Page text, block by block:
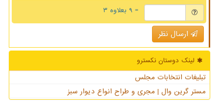
= ۹ بعلاوه ۳
ارسال نظر
لینک دوستان نكسترو
تبلیغات انتخابات مجلس
مستر گرین وال | مجری و طراح انواع دیوار سبز